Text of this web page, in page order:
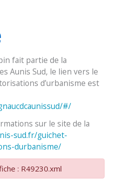
fait partie de la
Aunis Sud, le lien vers le
d’urbanisme est
#/
sur le site de la
sud.fr/guichet-
durbanisme/
: R49230.xml